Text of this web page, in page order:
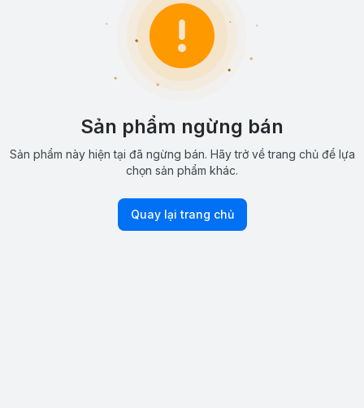
Sản phẩm ngừng bán
Sản phẩm này hiện tại đã ngừng bán. Hãy trở về trang chủ để lựa
chọn sản phẩm khác.
Quay lại trang chủ